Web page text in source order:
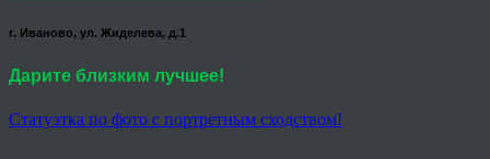
г. Иваново, ул. Жиделева, д.1
Дарите близким лучшее!
Статуэтка по фото с портретным сходством!